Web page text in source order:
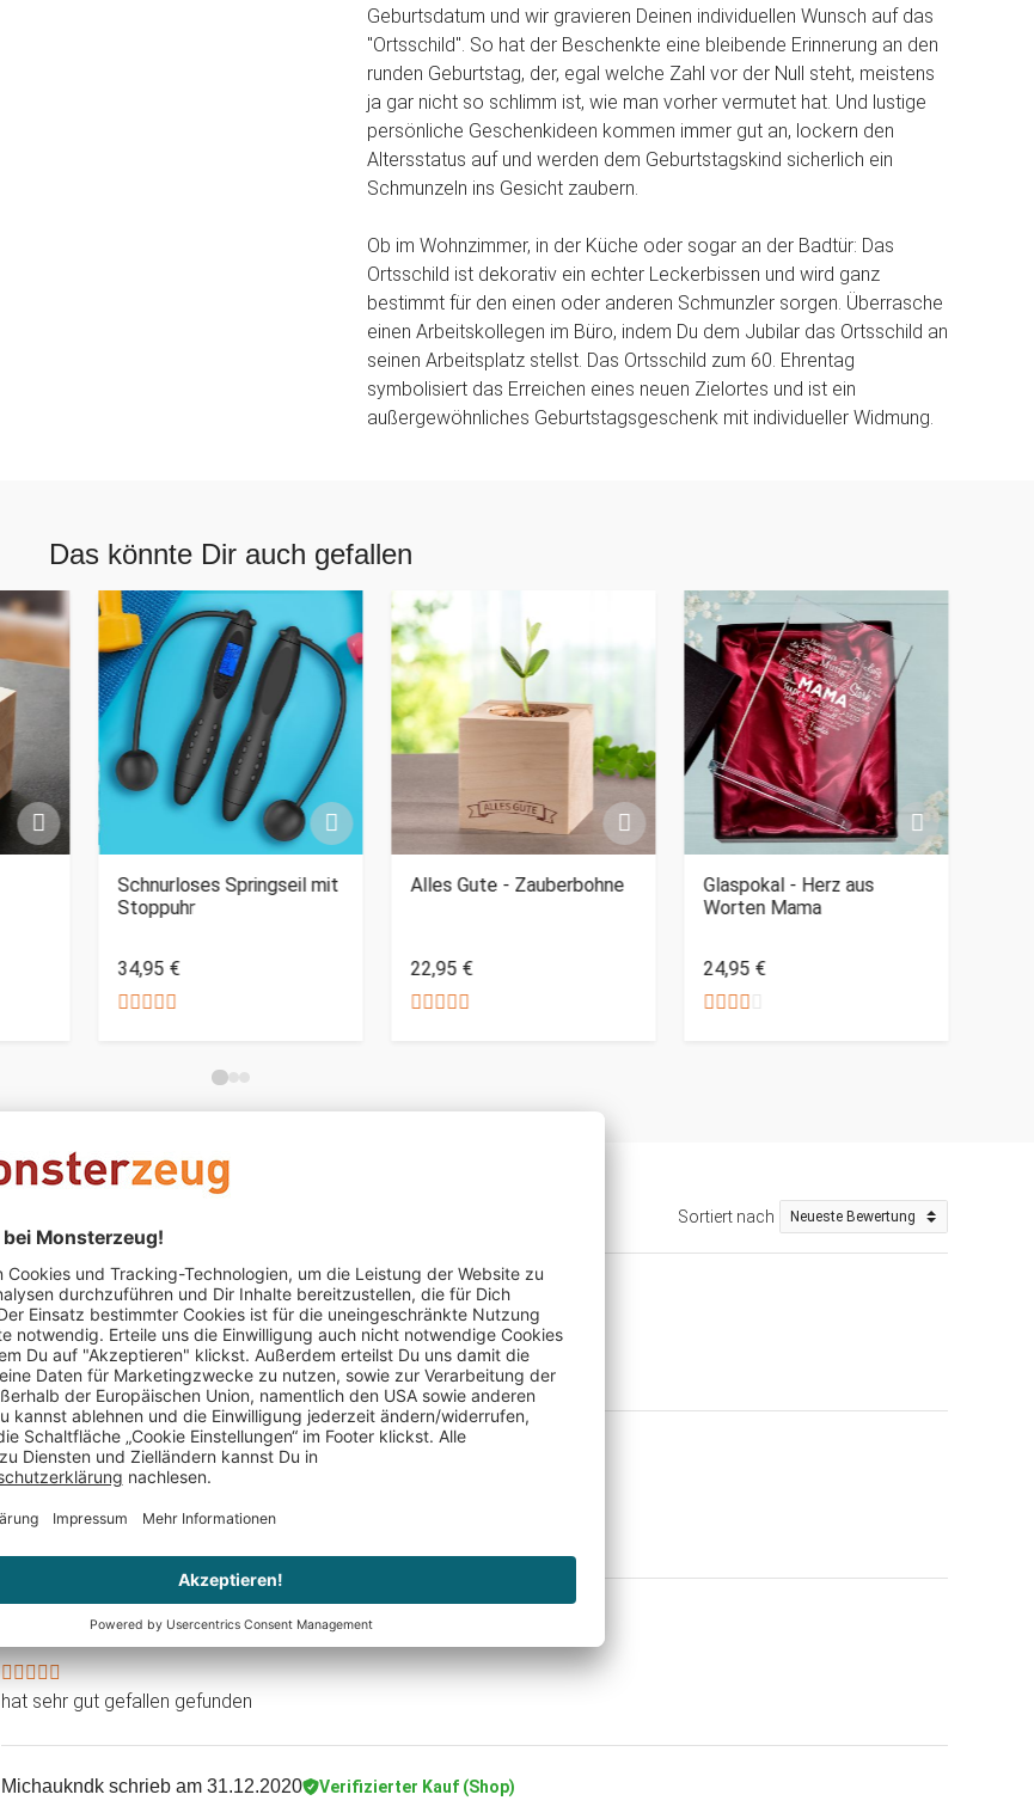
Geburtsdatum und wir gravieren Deinen individuellen Wunsch auf das
"Ortsschild". So hat der Beschenkte eine bleibende Erinnerung an den
runden Geburtstag, der, egal welche Zahl vor der Null steht, meistens
ja gar nicht so schlimm ist, wie man vorher vermutet hat. Und lustige
persönliche Geschenkideen kommen immer gut an, lockern den
Altersstatus auf und werden dem Geburtstagskind sicherlich ein
Schmunzeln ins Gesicht zaubern.
Ob im Wohnzimmer, in der Küche oder sogar an der Badtür: Das
Ortsschild ist dekorativ ein echter Leckerbissen und wird ganz
bestimmt für den einen oder anderen Schmunzler sorgen. Überrasche
einen Arbeitskollegen im Büro, indem Du dem Jubilar das Ortsschild an
seinen Arbeitsplatz stellst. Das Ortsschild zum 60. Ehrentag
symbolisiert das Erreichen eines neuen Zielortes und ist ein
außergewöhnliches Geburtstagsgeschenk mit individueller Widmung.
Das könnte Dir auch gefallen
Schnurloses Springseil mit
Stoppuhr
34,95 €
Alles Gute - Zauberbohne
22,95 €
Glaspokal - Herz aus
Worten Mama
24,95 €
Sortiert nach
Mommeleyschrieb am 01.07.2021 Verifizierter Kauf (Shop)
Sehr gut.
Sehr gut. War ein voller Erfolg
Williduewelschrieb am 11.06.2021 Verifizierter Kauf (Shop)
Entsprechend der Erwartung
anton deuterschrieb am 29.01.2021 Verifizierter Kauf (Shop)
hat sehr gut gefallen gefunden
Michaukndk schrieb am 31.12.2020 Verifizierter Kauf (Shop)